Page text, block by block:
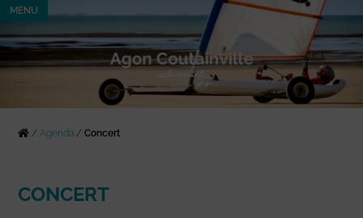
MENU
/Agenda /Concert
CONCERT